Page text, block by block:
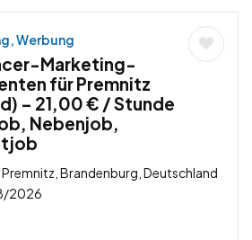
Werbung
Marketing-
für Premnitz
– 21,00 € / Stunde
Nebenjob,
Premnitz, Brandenburg, Deutschland
2026